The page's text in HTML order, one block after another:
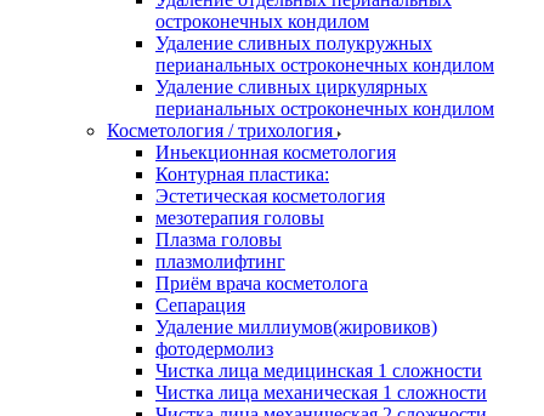
остроконечных кондилом
Удаление сливных полукружных
перианальных остроконечных кондилом
Удаление сливных циркулярных
перианальных остроконечных кондилом
Косметология / трихология
Иньекционная косметология
Контурная пластика:
Эстетическая косметология
мезотерапия головы
Плазма головы
плазмолифтинг
Приём врача косметолога
Сепарация
Удаление миллиумов(жировиков)
фотодермолиз
Чистка лица медицинская 1 сложности
Чистка лица механическая 1 сложности